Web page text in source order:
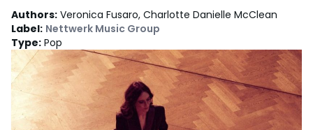
Authors: Veronica Fusaro, Charlotte Danielle McClean
Label: Nettwerk Music Group
Type: Pop